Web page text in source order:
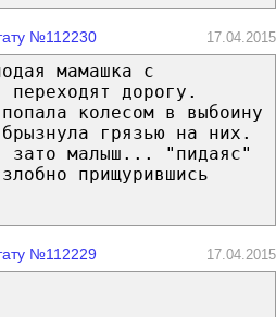
№112230 17.04.2015
мамашка с
дорогу.
колесом в выбоину
грязью на них.
зато малыш... "пидаяс"
прищурившись
№112229 17.04.2015